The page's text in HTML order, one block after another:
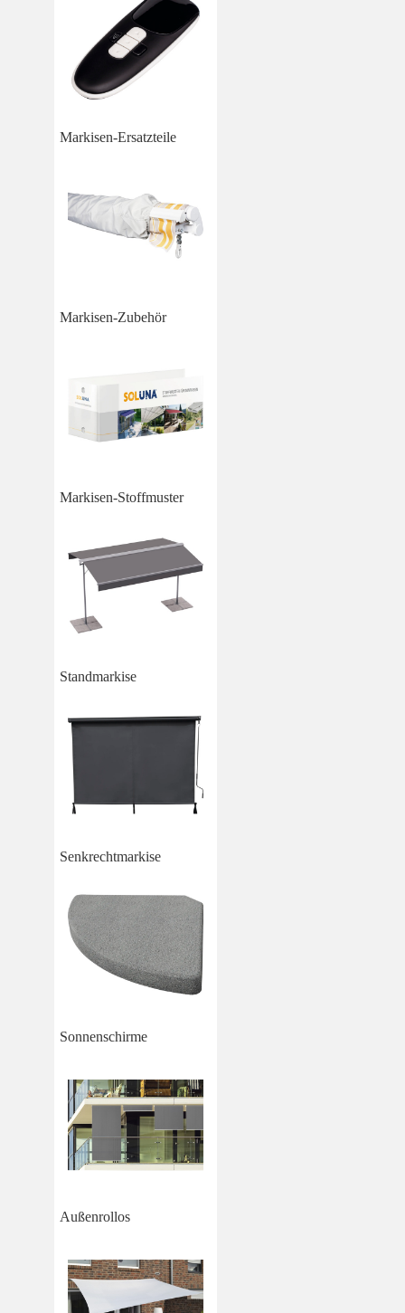
Markisen-Ersatzteile
Markisen-Zubehör
Markisen-Stoffmuster
Standmarkise
Senkrechtmarkise
Sonnenschirme
Außenrollos